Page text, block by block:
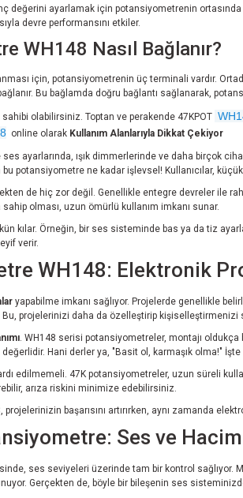
değerini ayarlamak için potansiyometrenin
devre performansını etkiler.
WH148 Nasıl Bağlanır?
için, potansiyometrenin üç terminali vardır.
Bu bağlamda doğru bağlantı sağlanarak,
sahibi olabilirsiniz. Toptan ve perakende 47KPOT
online olarak Kullanım Alanlarıyla Dikkat Çekiyor
ayarlarında, ışık dimmerlerinde ve daha birçok
potansiyometre ne kadar işlevsel! Kullanıcılar,
de hiç zor değil. Genellikle entegre devreler ile
olması, uzun ömürlü kullanım imkanı sunar.
kılar. Örneğin, bir ses sisteminde bas ya da tiz
verir.
WH148: Elektronik
yapabilme imkanı sağlıyor. Projelerde genellikle
projelerinizi daha da özelleştirip
. WH148 serisi potansiyometreler, montajı
Hani derler ya, "Basit ol, karmaşık olma!"
edilmemeli. 47K potansiyometreler, uzun süreli
arıza riskini minimize edebilirsiniz.
başarısını artırırken, aynı zamanda
Ses ve
ses seviyeleri üzerinde tam bir kontrol sağlıyor.
Gerçekten de, böyle bir bileşenin ses